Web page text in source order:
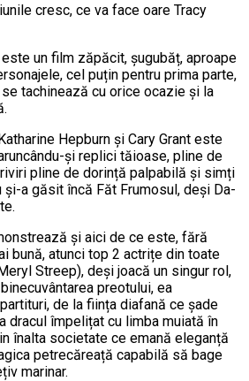
cresc, ce va face oare Tracy
un film zăpăcit, șugubăț, aproape
cel puțin pentru prima parte,
tachinează cu orice ocazie și la
Hepburn și Cary Grant este
și replici tăioase, pline de
pline de dorință palpabilă și simți
și-a găsit încă Făt Frumosul, deși Da-
și aici de ce este, fără
bună, atunci top 2 actrițe din toate
Streep), deși joacă un singur rol,
preotului, ea
de la ființa diafană ce șade
dracul împelițat cu limba muiată în
înalta societate ce emană eleganță
petrecăreață capabilă să bage
marinar.